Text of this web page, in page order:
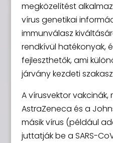
megközelítést
vírus genetikai
immunválasz
rendkívül hatékonyak,
fejleszthetők, ami
járvány kezdeti
A vírusvektor
AstraZeneca és a
másik vírus (például
juttatják be a SARS-